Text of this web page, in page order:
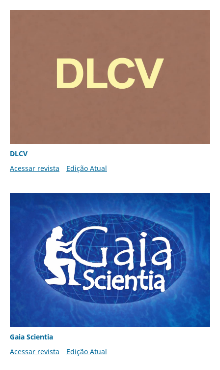
DLCV
Acessar revista
Edição Atual
Gaia Scientia
Acessar revista
Edição Atual